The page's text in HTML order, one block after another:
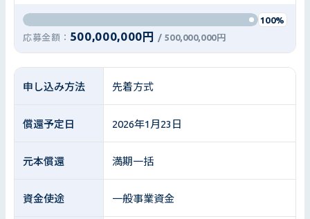
100%
応募金額： 500,000,000円 / 500,000,000円
申し込み方法 先着方式
償還予定日 2026年1月23日
元本償還 満期一括
資金使途 一般事業資金